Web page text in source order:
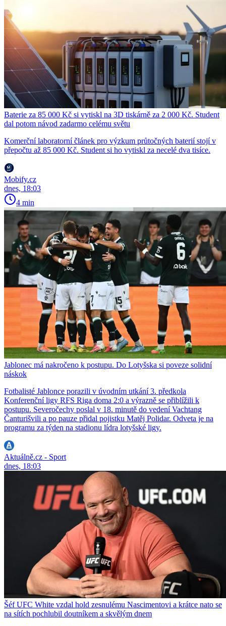
Baterie za 85 000 Kč si vytiskl na 3D tiskárně za 2 000 Kč. Student
dal potom návod zadarmo celému světu
Komerční laboratorní článek pro výzkum průtočných baterií stojí v
přepočtu až 85 000 Kč. Student si ho vytiskl za necelé dva tisíce.
Mobify.cz
dnes, 18:03
4 min
Jablonec má nakročeno k postupu. Do Lotyšska si poveze solidní
náskok
Fotbalisté Jablonce porazili v úvodním utkání 3. předkola
Konferenční ligy RFS Riga doma 2:0 a výrazně se přiblížili k
postupu. Severočechy poslal v 18. minutě do vedení Vachtang
Čanturišvili a po pauze přidal pojistku Matěj Polidar. Odveta je na
programu za týden na stadionu lídra lotyšské ligy.
Aktuálně.cz - Sport
dnes, 18:03
Šéf UFC White vzdal hold zesnulému Nascimentovi a krátce nato se
na sítích pochlubil doutníkem a skvělým dnem